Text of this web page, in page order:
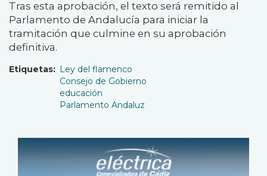
Tras esta aprobación, el texto será remitido al
Parlamento de Andalucía para iniciar la
tramitación que culmine en su aprobación
definitiva.
Etiquetas
Ley del flamenco
Consejo de Gobierno
educación
Parlamento Andaluz